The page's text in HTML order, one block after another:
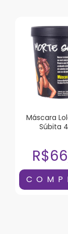
Máscara
Súbita